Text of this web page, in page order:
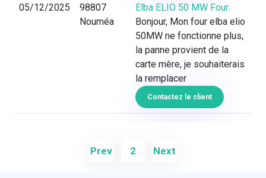
05/12/2025
98807
Nouméa
Elba ELIO 50 MW Four
Bonjour, Mon four elba elio
50MW ne fonctionne plus,
la panne provient de la
carte mère, je souhaiterais
la remplacer
Contactez le client
Prev 2 Next